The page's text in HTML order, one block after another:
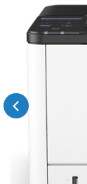
Previous